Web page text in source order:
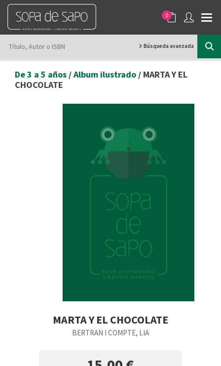
0
Búsqueda avanzada
De 3 a 5 años /Album ilustrado / MARTA Y EL
CHOCOLATE
MARTA Y EL CHOCOLATE
BERTRAN I COMPTE, LIA